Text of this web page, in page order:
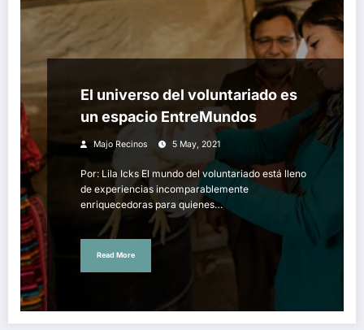
El universo del voluntariado es
un espacio EntreMundos
Majo Recinos 5 May, 2021
Por: Lila Icks El mundo del voluntariado está lleno
de experiencias incomparablemente
enriquecedoras para quienes…
Read More